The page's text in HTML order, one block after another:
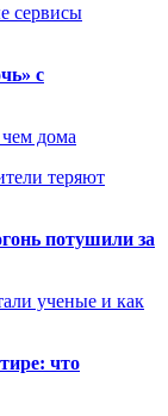
сервисы
с
дома
теряют
потушили за
ученые и как
что